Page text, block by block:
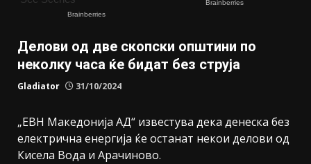
Делови од две скопски општини по
неколку часа ќе бидат без струја
Gladiator 31/10/2024
„ЕВН Македонија АД“ известува дека денеска без
електрична енергија ќе останат некои делови од
Кисела Вода и Арачиново.